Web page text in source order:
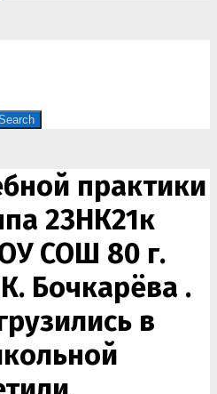
практики
23НК21к
СОШ 80 г.
Бочкарëва .
в